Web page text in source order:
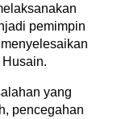
pemimpin
Husain.
yang
pencegahan